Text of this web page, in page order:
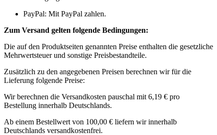
PayPal: Mit PayPal zahlen.
Zum Versand gelten folgende Bedingungen:
Die auf den Produktseiten genannten Preise enthalten die gesetzliche
Mehrwertsteuer und sonstige Preisbestandteile.
Zusätzlich zu den angegebenen Preisen berechnen wir für die
Lieferung folgende Preise:
Wir berechnen die Versandkosten pauschal mit 6,19 € pro
Bestellung innerhalb Deutschlands.
Ab einem Bestellwert von 100,00 € liefern wir innerhalb
Deutschlands versandkostenfrei.